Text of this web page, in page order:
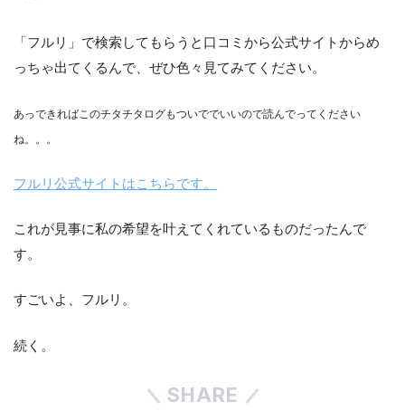
「フルリ」で検索してもらうと口コミから公式サイトからめ
っちゃ出てくるんで、ぜひ色々見てみてください。
あっできればこのチタチタログもついででいいので読んでってください
ね。。。
フルリ公式サイトはこちらです。
これが見事に私の希望を叶えてくれているものだったんで
す。
すごいよ、フルリ。
続く。
SHARE